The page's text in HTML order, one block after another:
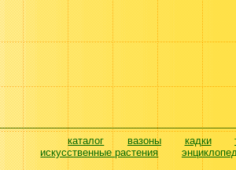
каталог вазоны кадки
искусственные растения